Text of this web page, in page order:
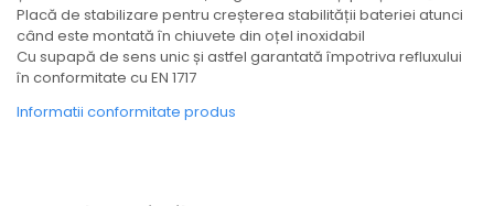
Placă de stabilizare pentru creșterea stabilității bateriei atunci
când este montată în chiuvete din oțel inoxidabil
Cu supapă de sens unic și astfel garantată împotriva refluxului
în conformitate cu EN 1717
Informatii conformitate produs